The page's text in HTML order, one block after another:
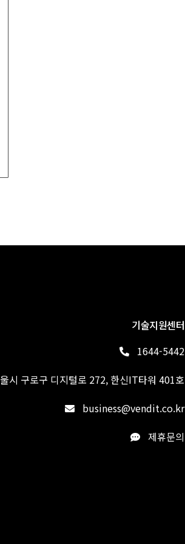
기술지원센터
1644-5442
시 구로구 디지털로 272, 한신IT타워 401호
business@vendit.co.kr
제휴문의